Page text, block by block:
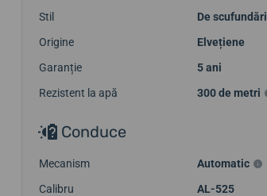
Stil
De scufundări
Origine
Elvețiene
Garanție
5 ani
Rezistent la apă
300 de metri
Conduce
Mecanism
Automatic
Calibru
AL-525